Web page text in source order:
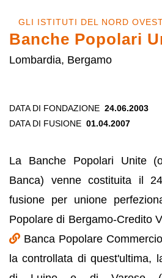
GLI ISTITUTI DEL NORD
Banche Popolari
Lombardia, Bergamo
DATA DI FONDAZIONE 24.06.2003
DATA DI FUSIONE 01.04.2007
La Banche Popolari Unite
Banca) venne costituita il
fusione per unione
Popolare di Bergamo-Credito
Banca Popolare
la controllata di quest'ultima,